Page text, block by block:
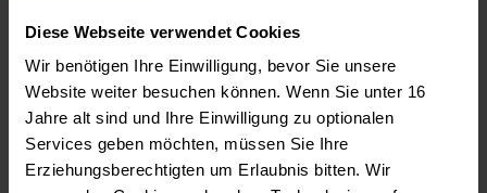
Diese Webseite verwendet Cookies
Wir benötigen Ihre Einwilligung, bevor Sie unsere
Website weiter besuchen können. Wenn Sie unter 16
Jahre alt sind und Ihre Einwilligung zu optionalen
Services geben möchten, müssen Sie Ihre
Erziehungsberechtigten um Erlaubnis bitten. Wir
Voraussetzung:
Modul 5 kann ausschließlich
gebucht und absolviert werden,